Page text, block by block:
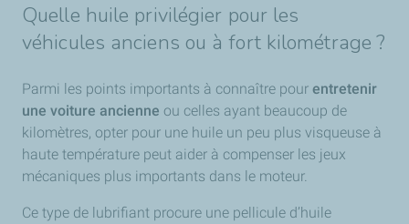
Quelle huile privilégier pour les
véhicules anciens ou à fort kilométrage ?
Parmi les points importants à connaître pour entretenir
une voiture ancienne ou celles ayant beaucoup de
kilomètres, opter pour une huile un peu plus visqueuse à
haute température peut aider à compenser les jeux
mécaniques plus importants dans le moteur.
Ce type de lubrifiant procure une pellicule d’huile